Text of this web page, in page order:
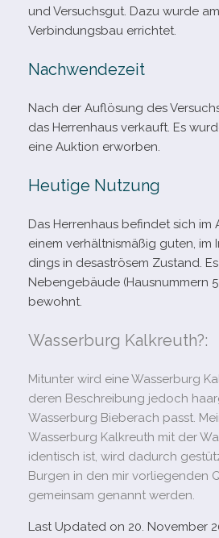
und Versuchsgut. Dazu wurde
Verbindungsbau errichtet.
Nachwendezeit
Nach der Auflösung des
das Herrenhaus ver­kauft. Es
eine Auktion erworben.
Heutige Nutzung
Das Herrenhaus befin­det sich im
einem ver­hält­nis­mä­ßig guten,
dings in desas­trö­sem Zustand.
Nebengebäude (Hausnummern
bewohnt.
Wasserburg Kalkreuth?:
Mitunter wird eine Wasserburg
deren Beschreibung jedoch
Wasserburg Bieberach passt.
Wasserburg Kalkreuth mit der
iden­tisch ist, wird dadurch
Burgen in den mir vor­lie­gen­den
gemein­sam genannt werden.
Last Updated on 20. November